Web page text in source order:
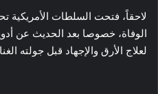
لاحقاً، فتحت السلطات
الوفاة، خصوصا بعد الحديث عن
لعلاج الأرق والإجهاد قبل جولته